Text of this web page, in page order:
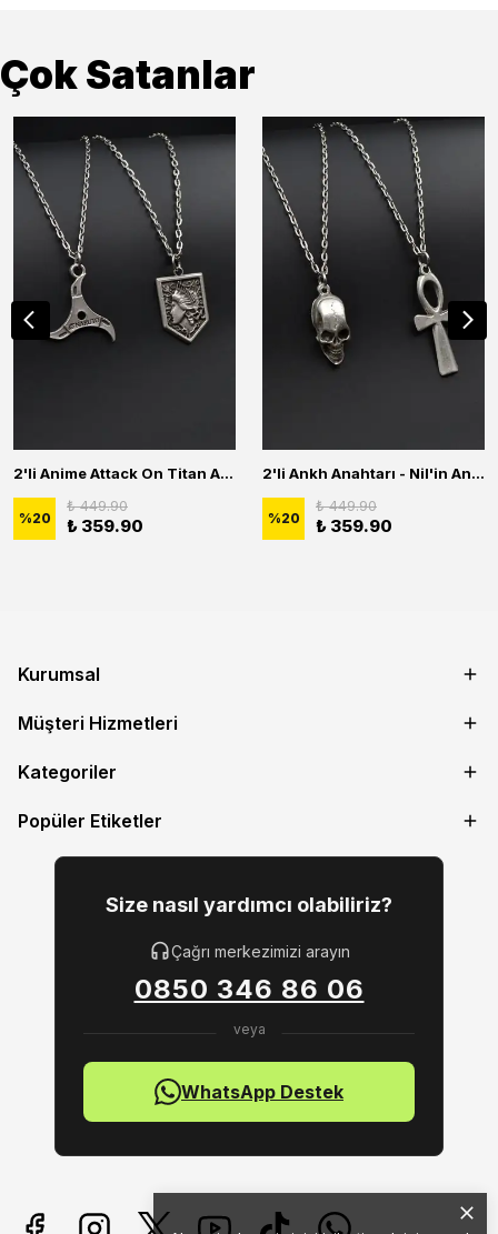
Çok Satanlar
2'li Anime Attack On Titan Acrylic Maria Anime Naruto Erkek Kadın Kolye Seti
%20
₺ 449.90
₺ 359.90
2'li Ankh Anahtarı - Nil'in Anahtarı - Kuru Kafa Erkek Kadın Kolye Seti
%20
₺ 449.90
₺ 359.90
Kurumsal
Müşteri Hizmetleri
Kategoriler
Popüler Etiketler
Size nasıl yardımcı olabiliriz?
Çağrı merkezimizi arayın
0850 346 86 06
WhatsApp Destek